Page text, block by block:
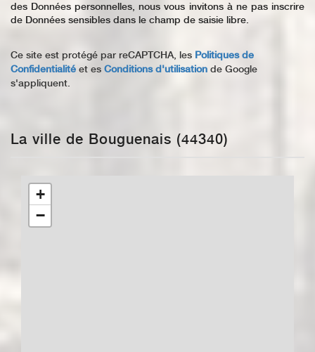
des Données personnelles, nous vous invitons à ne pas inscrire
de Données sensibles dans le champ de saisie libre.
Ce site est protégé par reCAPTCHA, les Politiques de
Confidentialité et es Conditions d'utilisation de Google
s'appliquent.
La ville de Bouguenais (44340)
+
−